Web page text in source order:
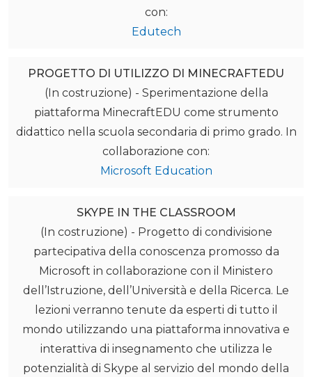
con:
Edutech
PROGETTO DI UTILIZZO DI MINECRAFTEDU
(In costruzione) - Sperimentazione della
piattaforma MinecraftEDU come strumento
didattico nella scuola secondaria di primo grado. In
collaborazione con:
Microsoft Education
SKYPE IN THE CLASSROOM
(In costruzione) - Progetto di condivisione
partecipativa della conoscenza promosso da
Microsoft in collaborazione con il Ministero
dell’Istruzione, dell’Università e della Ricerca. Le
lezioni verranno tenute da esperti di tutto il
mondo utilizzando una piattaforma innovativa e
interattiva di insegnamento che utilizza le
potenzialità di Skype al servizio del mondo della